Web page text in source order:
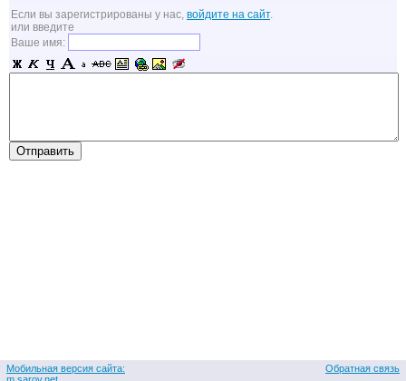
Если вы зарегистрированы у нас, войдите на сайт.
или введите
Ваше имя:
Мобильная версия сайта:
Обратная связь